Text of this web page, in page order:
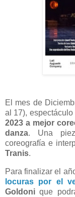
El mes de
al 17),
2023 a mejor
danza. Una
coreografía e
Tranis.
Para finalizar el
locuras por el
Goldoni que